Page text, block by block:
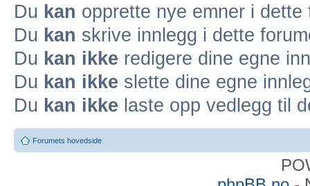
Du kan opprette nye emner i dette
Du kan skrive innlegg i dette
Du kan ikke redigere dine egne
Du kan ikke slette dine egne
Du kan ikke laste opp vedlegg til
Forumets hovedside